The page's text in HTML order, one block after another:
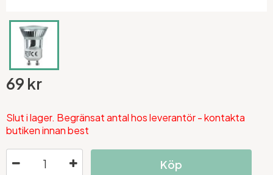
69 kr
Slut i lager. Begränsat antal hos leverantör - kontakta
butiken innan best
Köp